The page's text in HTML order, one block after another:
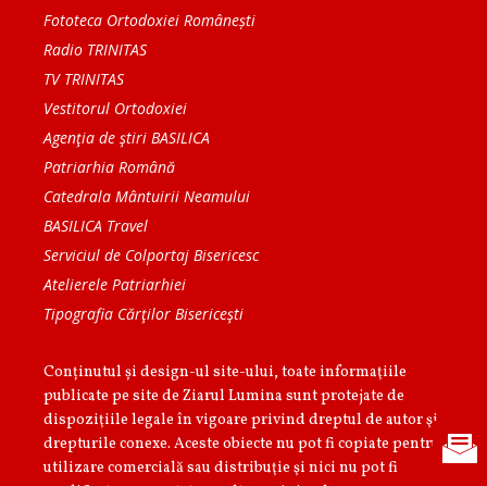
Fototeca Ortodoxiei Românești
Radio TRINITAS
TV TRINITAS
Vestitorul Ortodoxiei
Agenţia de ştiri BASILICA
Patriarhia Română
Catedrala Mântuirii Neamului
BASILICA Travel
Serviciul de Colportaj Bisericesc
Atelierele Patriarhiei
Tipografia Cărţilor Bisericeşti
Conținutul și design-ul site-ului, toate informaţiile
publicate pe site de Ziarul Lumina sunt protejate de
dispoziţiile legale în vigoare privind dreptul de autor şi
drepturile conexe. Aceste obiecte nu pot fi copiate pentru
utilizare comercială sau distribuţie şi nici nu pot fi